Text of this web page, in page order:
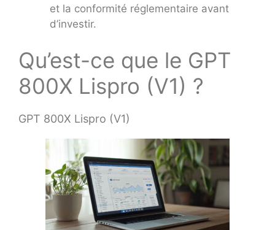
et la conformité réglementaire avant
d’investir.
Qu’est-ce que le GPT
800X Lispro (V1) ?
GPT 800X Lispro (V1)